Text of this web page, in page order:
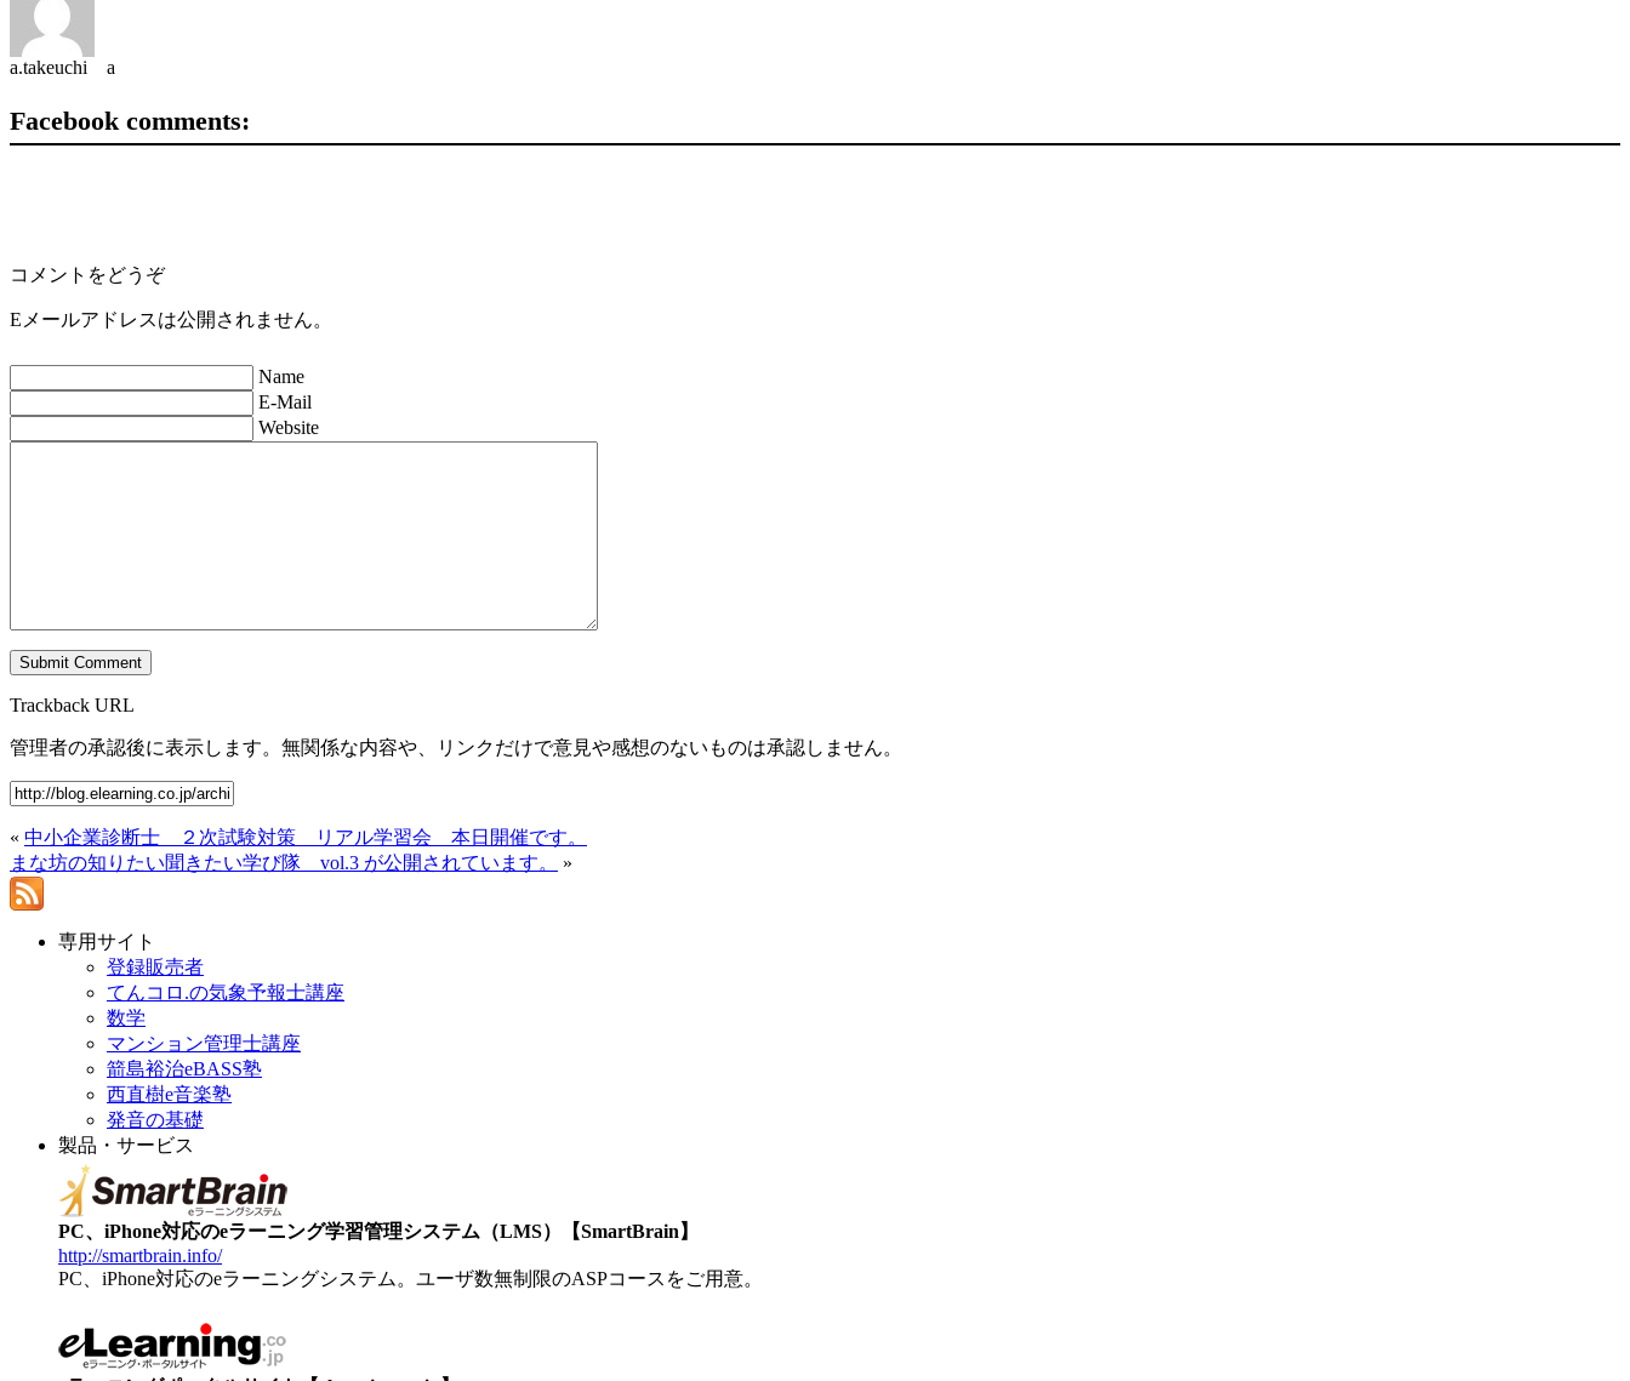
a.takeuchi a
Facebook comments:
コメントをどうぞ
Eメールアドレスは公開されません。
Name
E-Mail
Website
Trackback URL
管理者の承認後に表示します。無関係な内容や、リンクだけで意見や感想のないものは承認しません。
« 中小企業診断士 ２次試験対策 リアル学習会 本日開催です。
まな坊の知りたい聞きたい学び隊 vol.3 が公開されています。
»
専用サイト
登録販売者
てんコロ.の気象予報士講座
数学
マンション管理士講座
箭島裕治eBASS塾
西直樹e音楽塾
発音の基礎
製品・サービス
PC、iPhone対応のeラーニング学習管理システム（LMS）【SmartBrain】
http://smartbrain.info/
PC、iPhone対応のeラーニングシステム。ユーザ数無制限のASPコースをご用意。